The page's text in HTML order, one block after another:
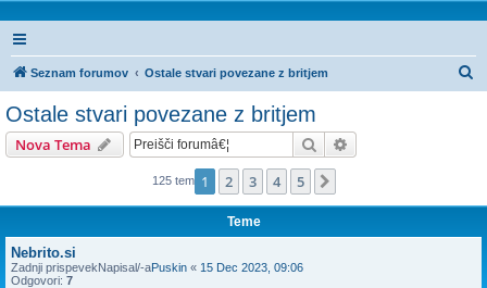
Seznam forumov Ostale stvari povezane z britjem
Ostale stvari povezane z britjem
Nova Tema Iskanje
125 tem 1 2 3 4 5
Teme
Nebrito.si
Zadnji prispevekNapisal/-aPuskin « 15 Dec 2023, 09:06
Odgovori: 7